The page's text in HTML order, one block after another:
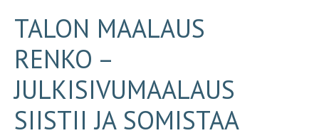
TALON MAALAUS
RENKO –
JULKISIVUMAALAUS
SIISTII JA SOMISTAA